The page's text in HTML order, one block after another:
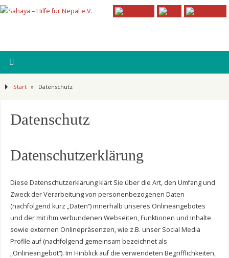
Start » Datenschutz
Datenschutz
Datenschutzerklärung
Diese Datenschutzerklärung klärt Sie über die Art, den Umfang und
Zweck der Verarbeitung von personenbezogenen Daten
(nachfolgend kurz „Daten“) innerhalb unseres Onlineangebotes
und der mit ihm verbundenen Webseiten, Funktionen und Inhalte
sowie externen Onlinepräsenzen, wie z.B. unser Social Media
Profile auf (nachfolgend gemeinsam bezeichnet als
„Onlineangebot“). Im Hinblick auf die verwendeten Begrifflichkeiten,